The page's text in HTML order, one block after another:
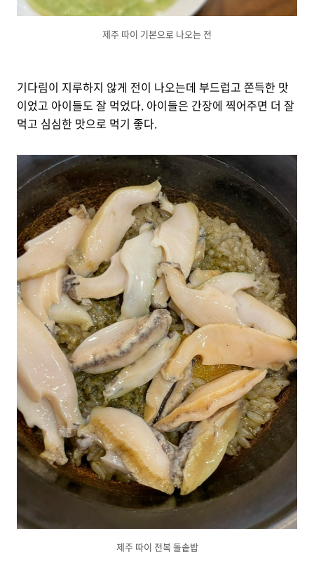
제주 따이 기본으로 나오는 전
기다림이 지루하지 않게 전이 나오는데 부드럽고 쫀득한 맛
이었고 아이들도 잘 먹었다. 아이들은 간장에 찍어주면 더 잘
먹고 심심한 맛으로 먹기 좋다.
제주 따이 전복 돌솥밥